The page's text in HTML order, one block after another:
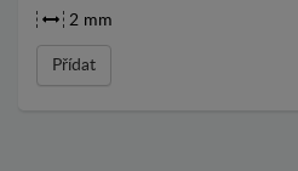
2 mm
Přídat